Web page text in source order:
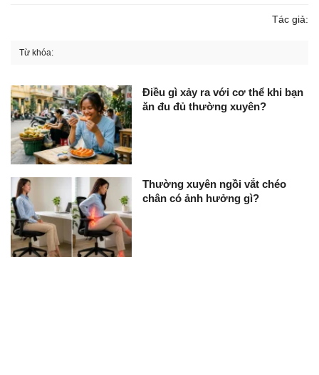
Tác giả:
Từ khóa:
Điều gì xảy ra với cơ thể khi bạn
ăn đu đủ thường xuyên?
Thường xuyên ngồi vắt chéo
chân có ảnh hưởng gì?